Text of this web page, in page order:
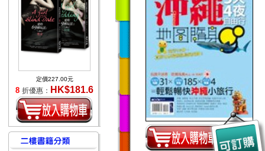
定價227.00元
8 折優惠： HK$181.6